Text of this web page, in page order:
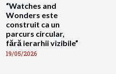
“Watches and
Wonders este
construit ca un
parcurs circular,
fără ierarhii vizibile”
19/05/2026